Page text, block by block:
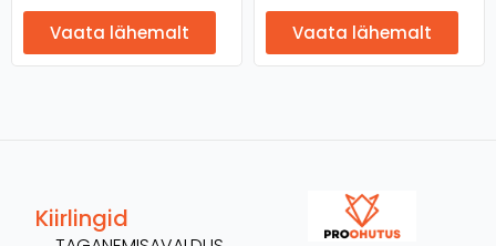
Vaata lähemalt
Vaata lähemalt